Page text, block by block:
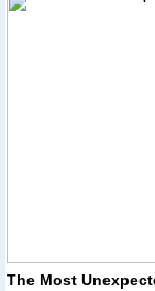
The Most